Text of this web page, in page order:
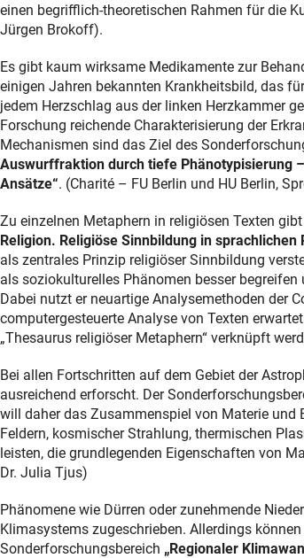
einen begrifflich-theoretischen Rahmen für die
Jürgen Brokoff).
Es gibt kaum wirksame Medikamente zur
einigen Jahren bekannten Krankheitsbild, das
jedem Herzschlag aus der linken Herzkammer
Forschung reichende Charakterisierung der
Mechanismen sind das Ziel des
Auswurffraktion durch tiefe Phänotypisierung
Ansätze“. (Charité – FU Berlin und HU Berlin,
Zu einzelnen Metaphern in religiösen Texten
Religion. Religiöse Sinnbildung in sprachlichen
als zentrales Prinzip religiöser Sinnbildung
als soziokulturelles Phänomen besser
Dabei nutzt er neuartige Analysemethoden der
computergesteuerte Analyse von Texten
„Thesaurus religiöser Metaphern“ verknüpft
Bei allen Fortschritten auf dem Gebiet der
ausreichend erforscht. Der
will daher das Zusammenspiel von Materie und
Feldern, kosmischer Strahlung, thermischen
leisten, die grundlegenden Eigenschaften von
Dr. Julia Tjus)
Phänomene wie Dürren oder zunehmende
Klimasystems zugeschrieben. Allerdings
Sonderforschungsbereich „Regionaler